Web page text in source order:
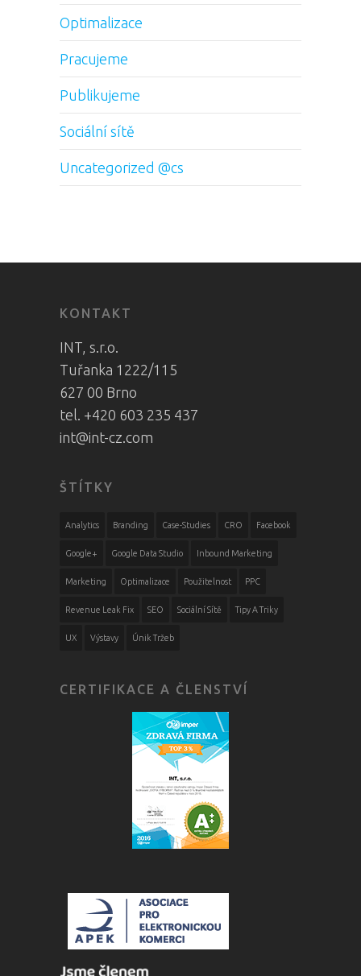
Optimalizace
Pracujeme
Publikujeme
Sociální sítě
Uncategorized @cs
KONTAKT
INT, s.r.o.
Tuřanka 1222/115
627 00 Brno
tel. +420 603 235 437
int@int-cz.com
ŠTÍTKY
Analytics Branding Case-Studies CRO Facebook
Google+ Google Data Studio Inbound Marketing
Marketing Optimalizace Použitelnost PPC
Revenue Leak Fix SEO Sociální Sítě Tipy A Triky
UX Výstavy Únik Tržeb
CERTIFIKACE A ČLENSTVÍ